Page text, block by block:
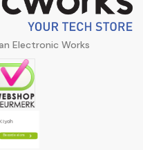
Electronic Works